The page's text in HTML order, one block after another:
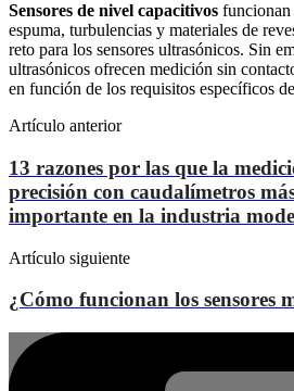
Sensores de nivel capacitivos
espuma, turbulencias y materiales de
reto para los sensores ultrasónicos. Sin
ultrasónicos ofrecen medición sin
en función de los requisitos específicos
Artículo anterior
13 razones por las que la
precisión con caudalímetros
importante en la industria
Artículo siguiente
¿Cómo funcionan los sensores